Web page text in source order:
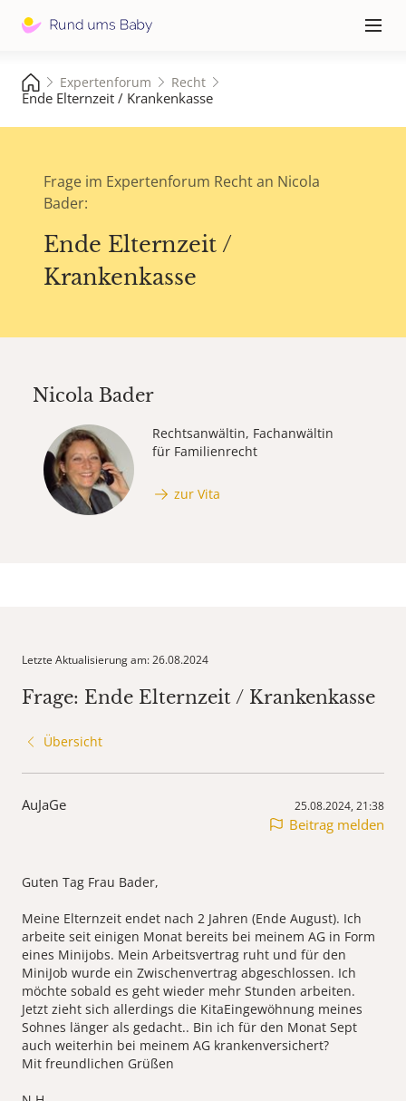
≡
Expertenforum Recht
Ende Elternzeit / Krankenkasse
Frage im Expertenforum Recht an Nicola
Bader:
Ende Elternzeit /
Krankenkasse
Nicola Bader
Rechtsanwältin, Fachanwältin
für Familienrecht
zur Vita
Letzte Aktualisierung am: 26.08.2024
Frage: Ende Elternzeit / Krankenkasse
Übersicht
AuJaGe 25.08.2024, 21:38
Beitrag melden
Guten Tag Frau Bader,
Meine Elternzeit endet nach 2 Jahren (Ende August). Ich
arbeite seit einigen Monat bereits bei meinem AG in Form
eines Minijobs. Mein Arbeitsvertrag ruht und für den
MiniJob wurde ein Zwischenvertrag abgeschlossen. Ich
möchte sobald es geht wieder mehr Stunden arbeiten.
Jetzt zieht sich allerdings die KitaEingewöhnung meines
Sohnes länger als gedacht.. Bin ich für den Monat Sept
auch weiterhin bei meinem AG krankenversichert?
Mit freundlichen Grüßen